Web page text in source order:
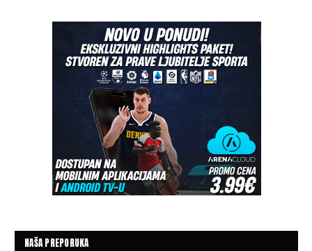
NAŠA PREPORUKA